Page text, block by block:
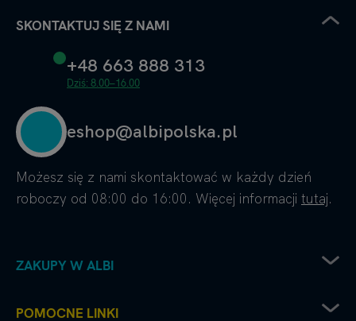
SKONTAKTUJ SIĘ Z NAMI
+48 663 888 313
Dziś: 8.00–16.00
eshop@albipolska.pl
Możesz się z nami skontaktować w każdy dzień
roboczy od 08:00 do 16:00. Więcej informacji tutaj.
ZAKUPY W ALBI
POMOCNE LINKI